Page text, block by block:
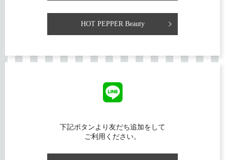
HOT PEPPER Beauty
下記ボタンより友だち追加をして
ご利用ください。